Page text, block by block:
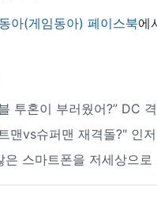
아(게임동아) 페이스북에
투혼이 부러웠어?” DC
맨vs슈퍼맨 재격돌?" 인
은 스마트폰을 저세상으로